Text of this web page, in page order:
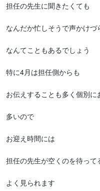
担任の先生に聞きたくても
なんだか忙しそうで声かけづ
なんてこともあるでしょう
特に4月は担任側からも
お伝えすることも多く個別に
多いので
お迎え時間には
担任の先生が空くのを待って
よく見られます